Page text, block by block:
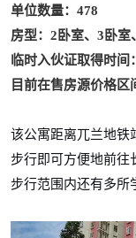
单位数量：478
房型：2卧室、3卧室
临时入伙证取得时间
目前在售房源价格区
该公寓距离兀兰地铁
步行即可方便地前往
步行范围内还有多所